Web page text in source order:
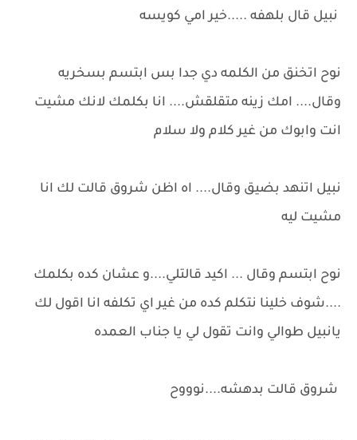
نبيل قال بلهفه .....خير امي كويسه
نوح اتخنق من الكلمه دي جدا بس ابتسم بسخريه
وقال.... امك زينه متقلقش.... انا بكلمك لانك مشيت
انت وابوك من غير كلام ولا سلام
نبيل اتنهد بضيق وقال.... اه اظن شروق قالت لك انا
مشيت ليه
نوح ابتسم وقال ... اكيد قالتلي....و عشان كده بكلمك
....شوف خلينا نتكلم كده من غير اي تكلفه انا اقول لك
يانبيل طوالي وانت تقول لي يا جناب العمده
شروق قالت بدهشه....نوووح